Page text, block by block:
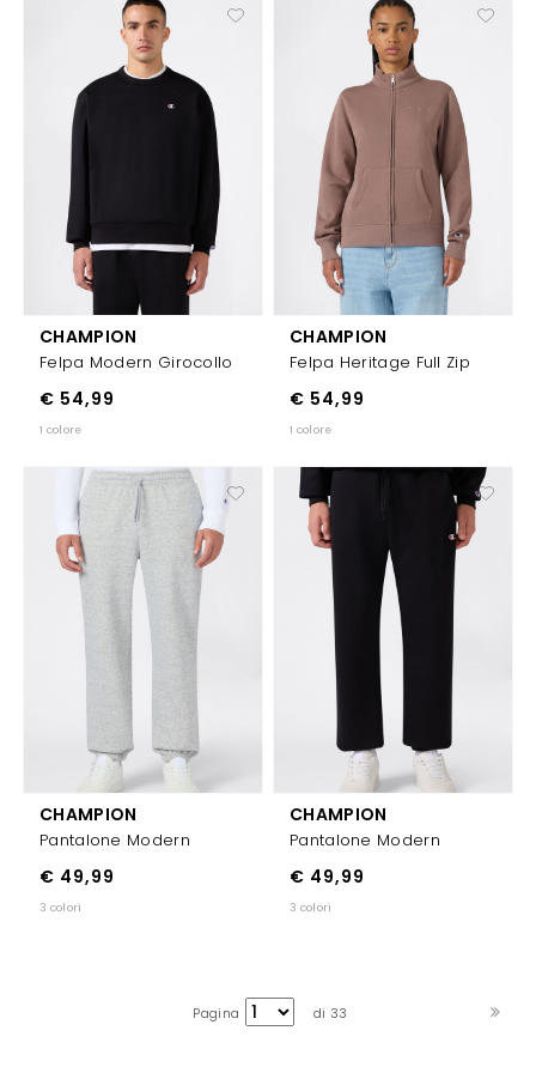
CHAMPION
Felpa Modern Girocollo
€ 54,99
1 colore
CHAMPION
Felpa Heritage Full Zip
€ 54,99
1 colore
CHAMPION
Pantalone Modern
€ 49,99
3 colori
CHAMPION
Pantalone Modern
€ 49,99
3 colori
Pagina di 33
Dichiaro di aver letto e accettato l'informativa privacy
Inserendo il tuo indirizzo e-mail, acconsenti a ricevere la newsletter di Sport85. Per maggiori informazioni consulta la
nostra Informativa a tutela della